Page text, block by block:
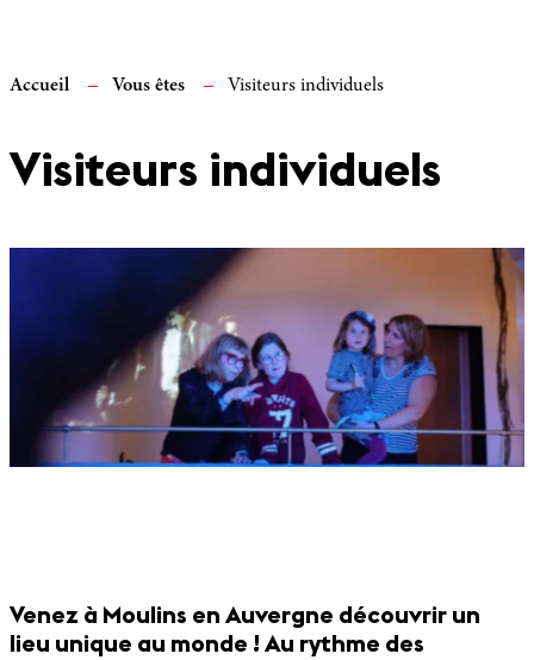
Accueil Vous êtes Visiteurs individuels
Visiteurs individuels
Venez à Moulins en Auvergne découvrir un
lieu unique au monde ! Au rythme des